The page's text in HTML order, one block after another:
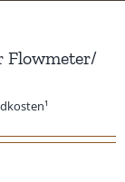
Flowmeter/